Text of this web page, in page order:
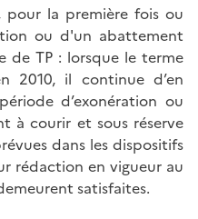
pour la première fois ou
ou d'un abattement
de TP : lorsque le terme
2010, il continue d’en
d’exonération ou
à courir et sous réserve
dans les dispositifs
rédaction en vigueur au
satisfaites.